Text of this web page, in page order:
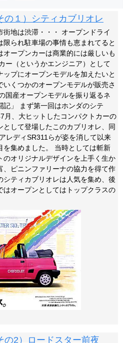
の１）シティカブリオレ
地は渋滞・・・ オープンドライ
られ駐車場の事情も恵まれてると
ープンカーは商業的には厳しいも
ー（というかエンジニア）として
プにオープンモデルを加えたいと
くつかのオープンモデルが販売さ
国産オープンモデルを振り返るネ
記」 まず第一回はホンダのシテ
月、大ヒットしたコンパクトカーの
して登場したこのカブリオレ、同
レディSR311らが姿を消して以来
集めました。 当時としては斬新
のオリジナルデザインを上手く生か
、ピニンファリーナの協力を得て作
シティカブリオレは人気を集め、後
はオープンとしてはトップクラスの
の2）ロードスター前夜